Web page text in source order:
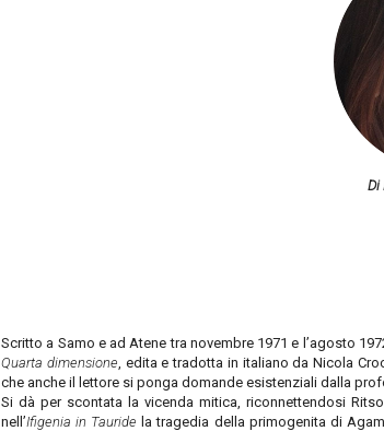
Di
Scritto a Samo e ad Atene tra novembre 1971 e l’agosto
Quarta dimensione, edita e tradotta in italiano da Nicola
che anche il lettore si ponga domande esistenziali dalla
Si dà per scontata la vicenda mitica, riconnettendosi
nell’Ifigenia in Tauride la tragedia della primogenita di